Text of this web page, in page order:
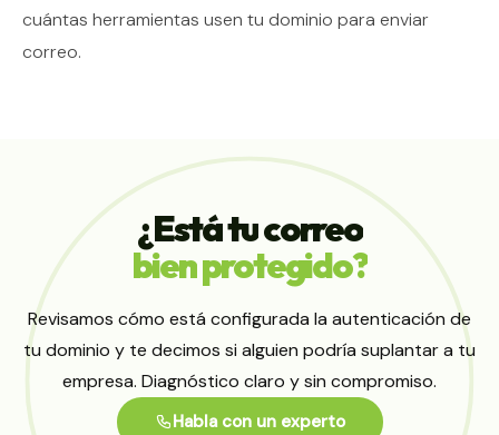
cuántas herramientas usen tu dominio para enviar
correo.
¿Estátucorreo
bienprotegido?
Revisamos cómo está configurada la autenticación de
tu dominio y te decimos si alguien podría suplantar a tu
empresa. Diagnóstico claro y sin compromiso.
Habla con un experto